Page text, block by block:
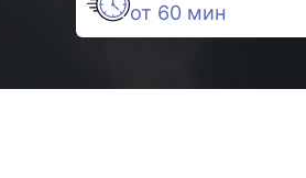
от 60 мин